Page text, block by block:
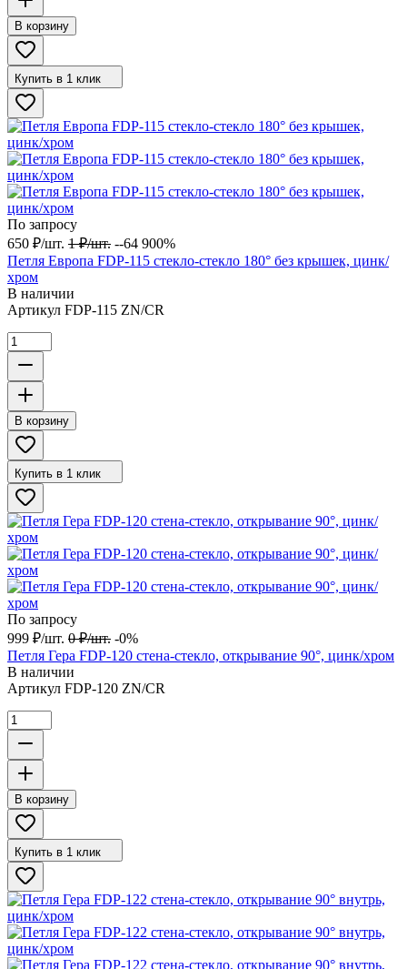
В корзину
Купить в 1 клик
По запросу
650 ₽/шт. 1 ₽/шт. --64 900%
Петля Европа FDP-115 стекло-стекло 180° без крышек, цинк/
хром
В наличии
Артикул FDP-115 ZN/CR
В корзину
Купить в 1 клик
По запросу
999 ₽/шт. 0 ₽/шт. -0%
Петля Гера FDP-120 стена-стекло, открывание 90°, цинк/хром
В наличии
Артикул FDP-120 ZN/CR
В корзину
Купить в 1 клик